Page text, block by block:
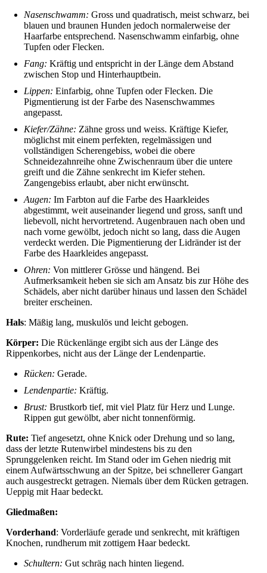
Nasenschwamm: Gross und quadratisch, meist schwarz, bei
blauen und braunen Hunden jedoch normalerweise der
Haarfarbe entsprechend. Nasenschwamm einfarbig, ohne
Tupfen oder Flecken.
Fang: Kräftig und entspricht in der Länge dem Abstand
zwischen Stop und Hinterhauptbein.
Lippen: Einfarbig, ohne Tupfen oder Flecken. Die
Pigmentierung ist der Farbe des Nasenschwammes
angepasst.
Kiefer/Zähne: Zähne gross und weiss. Kräftige Kiefer,
möglichst mit einem perfekten, regelmässigen und
vollständigen Scherengebiss, wobei die obere
Schneidezahnreihe ohne Zwischenraum über die untere
greift und die Zähne senkrecht im Kiefer stehen.
Zangengebiss erlaubt, aber nicht erwünscht.
Augen: Im Farbton auf die Farbe des Haarkleides
abgestimmt, weit auseinander liegend und gross, sanft und
liebevoll, nicht hervortretend. Augenbrauen nach oben und
nach vorne gewölbt, jedoch nicht so lang, dass die Augen
verdeckt werden. Die Pigmentierung der Lidränder ist der
Farbe des Haarkleides angepasst.
Ohren: Von mittlerer Grösse und hängend. Bei
Aufmerksamkeit heben sie sich am Ansatz bis zur Höhe des
Schädels, aber nicht darüber hinaus und lassen den Schädel
breiter erscheinen.
Hals: Mäßig lang, muskulös und leicht gebogen.
Körper: Die Rückenlänge ergibt sich aus der Länge des
Rippenkorbes, nicht aus der Länge der Lendenpartie.
Rücken: Gerade.
Lendenpartie: Kräftig.
Brust: Brustkorb tief, mit viel Platz für Herz und Lunge.
Rippen gut gewölbt, aber nicht tonnenförmig.
Rute: Tief angesetzt, ohne Knick oder Drehung und so lang,
dass der letzte Rutenwirbel mindestens bis zu den
Sprunggelenken reicht. Im Stand oder im Gehen niedrig mit
einem Aufwärtsschwung an der Spitze, bei schnellerer Gangart
auch ausgestreckt getragen. Niemals über dem Rücken getragen.
Ueppig mit Haar bedeckt.
Gliedmaßen:
Vorderhand: Vorderläufe gerade und senkrecht, mit kräftigen
Knochen, rundherum mit zottigem Haar bedeckt.
Schultern: Gut schräg nach hinten liegend.